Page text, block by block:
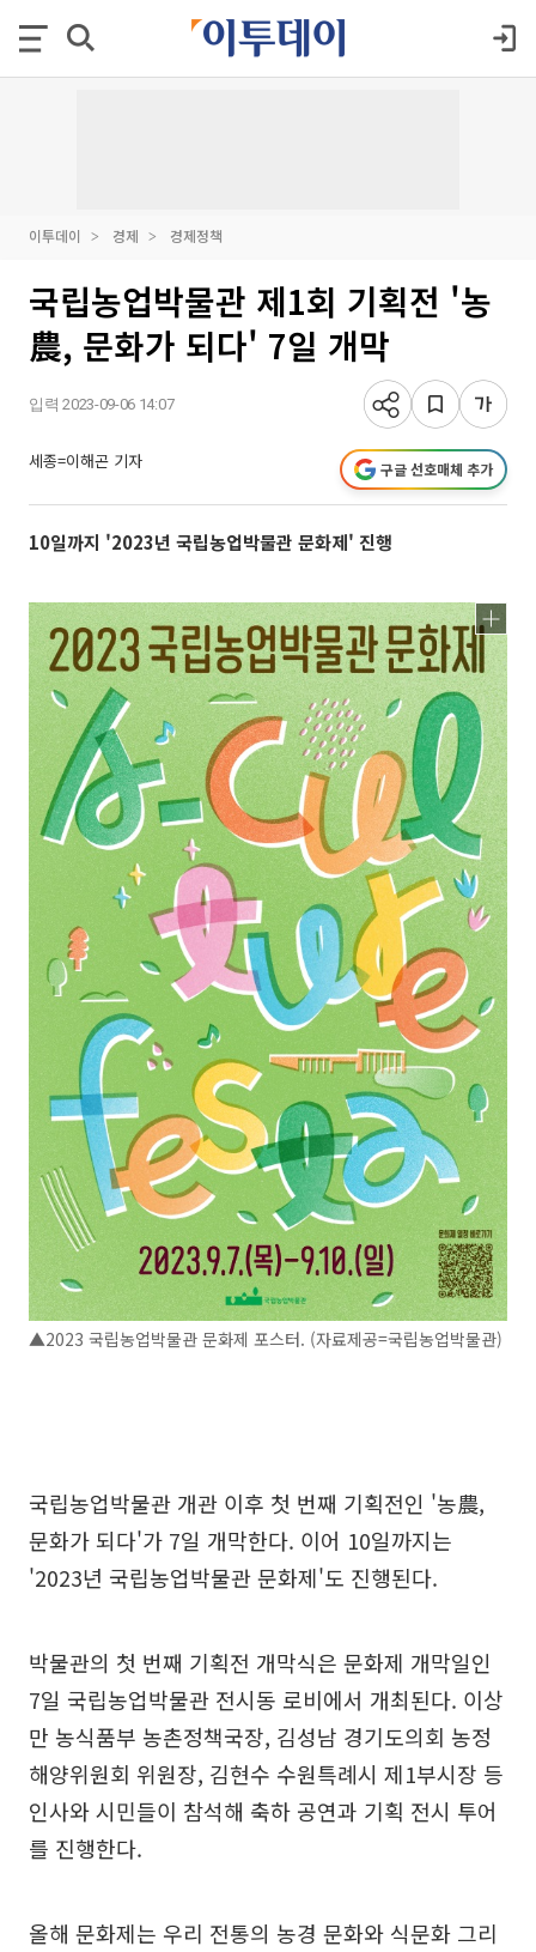
이투데이 경제 경제정책
국립농업박물관 제1회 기획전 '농
農, 문화가 되다' 7일 개막
입력 2023-09-06 14:07
세종=이해곤 기자 구글 선호매체 추가
10일까지 '2023년 국립농업박물관 문화제' 진행
▲2023 국립농업박물관 문화제 포스터. (자료제공=국립농업박물관)
국립농업박물관 개관 이후 첫 번째 기획전인 '농農,
문화가 되다'가 7일 개막한다. 이어 10일까지는
'2023년 국립농업박물관 문화제'도 진행된다.
박물관의 첫 번째 기획전 개막식은 문화제 개막일인
7일 국립농업박물관 전시동 로비에서 개최된다. 이상
만 농식품부 농촌정책국장, 김성남 경기도의회 농정
해양위원회 위원장, 김현수 수원특례시 제1부시장 등
인사와 시민들이 참석해 축하 공연과 기획 전시 투어
를 진행한다.
올해 문화제는 우리 전통의 농경 문화와 식문화 그리